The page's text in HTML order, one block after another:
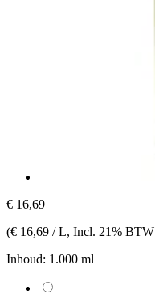
€ 16,69
(€ 16,69 / L, Incl. 21% BTW
Inhoud: 1.000 ml